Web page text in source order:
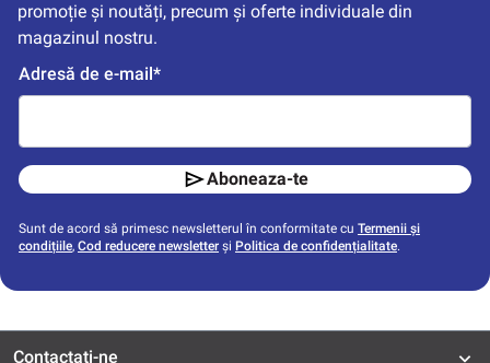
promoție și noutăți, precum și oferte individuale din
magazinul nostru.
Adresă de e-mail*
Aboneaza-te
Sunt de acord să primesc newsletterul în conformitate cu Termenii și
condițiile, Cod reducere newsletter și Politica de confidențialitate.
Contactați-ne